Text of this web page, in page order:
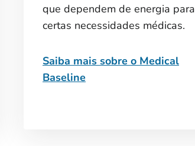
que dependem de energia para
certas necessidades médicas.
Saiba mais sobre o Medical
Baseline